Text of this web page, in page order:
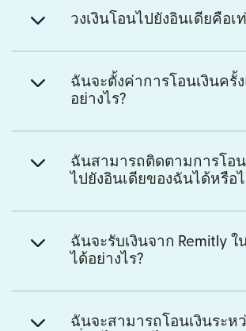
วงเงินโอนไปยังอินเดียคือเ
ฉันจะตั้งค่าการโอนเงินครั้
อย่างไร?
ฉันสามารถติดตามการโอ
ไปยังอินเดียของฉันได้หรือ
ฉันจะรับเงินจาก Remitly ใ
ได้อย่างไร?
ฉันจะสามารถโอนเงินระห